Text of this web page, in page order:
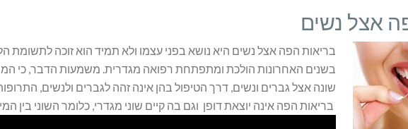
אצל נשים
בריאות הפה אצל נשים היא נושא בפני עצמו ולא תמיד הוא זוכה לתשומת
בשנים האחרונות הולכת ומתפתחת רפואה מגדרית. משמעות הדבר, כי
שונה אצל גברים ונשים, דרך הטיפול בהן אינה זהה לגברים ולנשים, התרופות
בריאות הפה אינה יוצאת דופן וגם בה קיים שוני מגדרי, כלומר השוני בין